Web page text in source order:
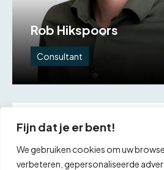
Fijn dat je er bent!
We gebruiken cookies om uw
verbeteren, gepersonaliseerde
Rob Hikspoors
Consultant